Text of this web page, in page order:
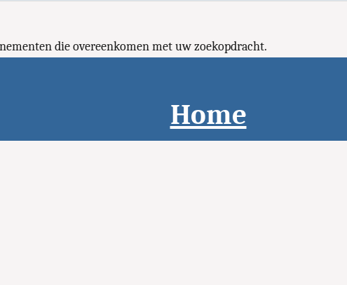
die overeenkomen met uw zoekopdracht.
Home